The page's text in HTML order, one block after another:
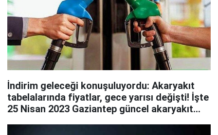
İndirim geleceği konuşuluyordu: Akaryakıt
tabelalarında fiyatlar, gece yarısı değişti! İşte
25 Nisan 2023 Gaziantep güncel akaryakıt